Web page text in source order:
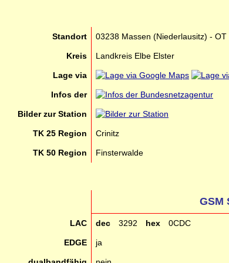
Standort 03238 Massen (Niederlausitz) -
Kreis Landkreis Elbe Elster
Lage via
Infos der
Bilder zur Station
TK 25 Region Crinitz
TK 50 Region Finsterwalde
GSM
LAC dec 3292 hex 0CDC
EDGE ja